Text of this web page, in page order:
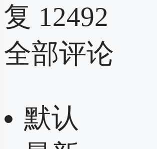
复 12492
全部评论
默认